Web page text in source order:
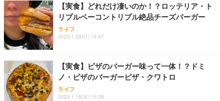
【実食】どれだけ凄いのか！？ロッテリア・ト
リプルベーコントリプル絶品チーズバーガー
ライフ
2023.1.29(日) 19:47
【実食】ピザのバーガー味って一体！？ドミ
ノ・ピザのバーガーピザ・クワトロ
ライフ
2023.1.18(水) 10:38